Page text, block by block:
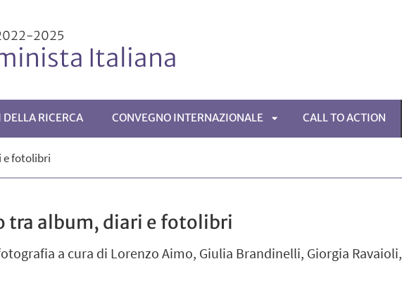
2022-2025
Italiana
DELLA RICERCA CONVEGNO INTERNAZIONALE CALL TO ACTION
e fotolibri
tra album, diari e fotolibri
a cura di Lorenzo Aimo, Giulia Brandinelli, Giorgia Ravaioli,